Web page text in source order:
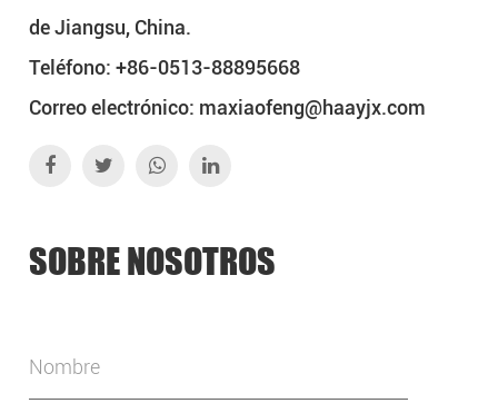
de Jiangsu, China.
Teléfono: +86-0513-88895668
Correo electrónico: maxiaofeng@haayjx.com
SOBRE NOSOTROS